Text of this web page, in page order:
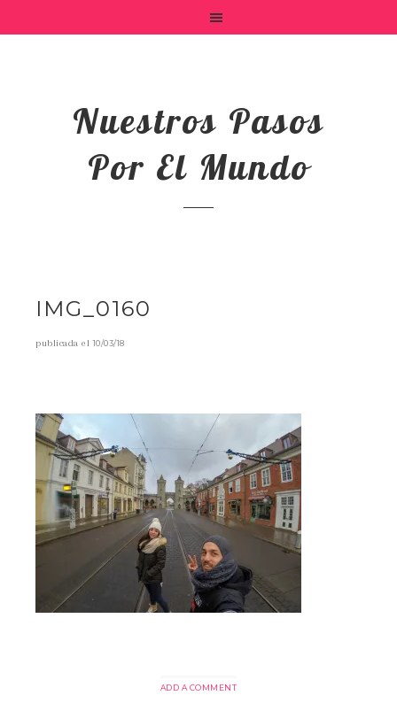
Nuestros Pasos
Por El Mundo
IMG_0160
publicada el10/03/18
ADD A COMMENT